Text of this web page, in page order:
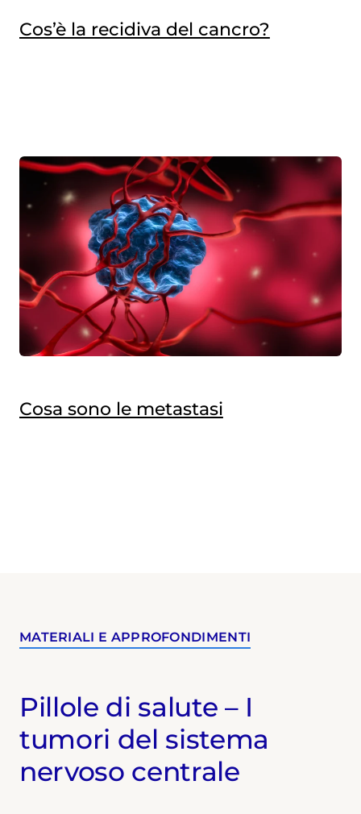
Cos’è la recidiva del cancro?
Cosa sono le metastasi
MATERIALI E APPROFONDIMENTI
Pillole di salute – I
tumori del sistema
nervoso centrale